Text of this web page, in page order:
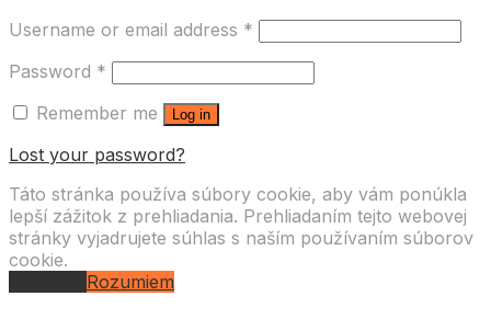
Username or email address *
Password *
Remember me
Log in
Lost your password?
Táto stránka používa súbory cookie, aby vám ponúkla
lepší zážitok z prehliadania. Prehliadaním tejto webovej
stránky vyjadrujete súhlas s naším používaním súborov
cookie.
Rozumiem